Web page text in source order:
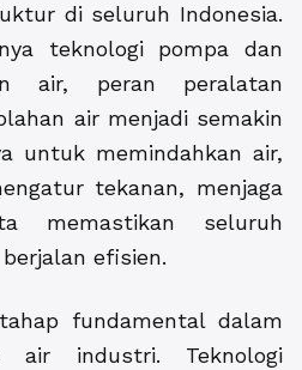
di seluruh Indonesia.
teknologi pompa dan
air, peran peralatan
air menjadi semakin
untuk memindahkan air,
tekanan, menjaga
memastikan seluruh
efisien.
fundamental dalam
air industri. Teknologi